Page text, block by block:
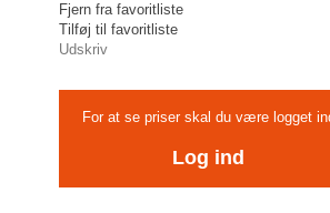
Fjern fra favoritliste
Tilføj til favoritliste
Udskriv
For at se priser skal du være logget
Log ind